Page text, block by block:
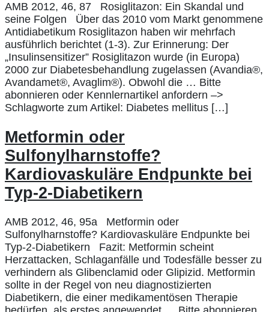
AMB 2012, 46, 87 Rosiglitazon: Ein Skandal und
seine Folgen Über das 2010 vom Markt genommene
Antidiabetikum Rosiglitazon haben wir mehrfach
ausführlich berichtet (1-3). Zur Erinnerung: Der
„Insulinsensitizer” Rosiglitazon wurde (in Europa)
2000 zur Diabetesbehandlung zugelassen (Avandia®,
Avandamet®, Avaglim®). Obwohl die … Bitte
abonnieren oder Kennlernartikel anfordern –>
Schlagworte zum Artikel: Diabetes mellitus […]
Metformin oder
Sulfonylharnstoffe?
Kardiovaskuläre Endpunkte bei
Typ-2-Diabetikern
AMB 2012, 46, 95a Metformin oder
Sulfonylharnstoffe? Kardiovaskuläre Endpunkte bei
Typ-2-Diabetikern Fazit: Metformin scheint
Herzattacken, Schlaganfälle und Todesfälle besser zu
verhindern als Glibenclamid oder Glipizid. Metformin
sollte in der Regel von neu diagnostizierten
Diabetikern, die einer medikamentösen Therapie